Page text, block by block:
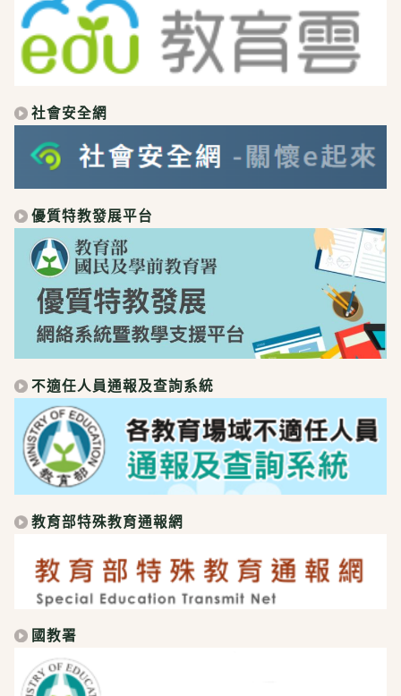
社會安全網
優質特教發展平台
不適任人員通報及查詢系統
教育部特殊教育通報網
國教署